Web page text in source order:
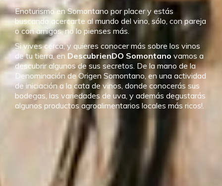
Enoturismo en Somontano por placer y estás
buscando acercarte al mundo del vino, sólo, con pareja
o con amigos, no lo pienses más.
Si vives cerca, y quieres conocer más sobre los vinos
de tu tierra, en DescubrienDO Somontano vamos a
descubrir algunos de sus secretos. De la mano de la
Denominación de Origen Somontano, en una actividad
de iniciación a la cata de vinos, donde conocerás sus
bodegas, las variedades de uva, y además degustarás
algunos productos agroalimentarios locales más ricos!.